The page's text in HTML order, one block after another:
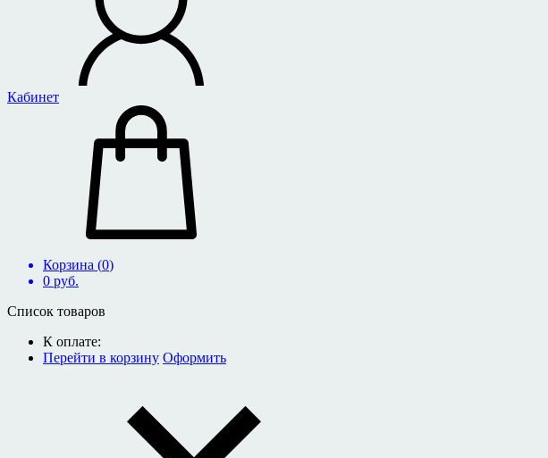
Кабинет
Корзина (0)
0 руб.
Список товаров
К оплате:
Перейти в корзину Оформить